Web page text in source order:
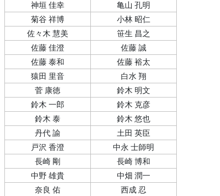
神垣 佳幸
亀山 孔明
菊谷 祥博
小林 昭仁
佐々木 慧美
笹生 昌之
佐藤 佳澄
佐藤 誠
佐藤 泰和
佐藤 裕太
猿田 里音
白水 翔
菅 康徳
鈴木 明文
鈴木 一郎
鈴木 克彦
鈴木 泰
鈴木 悠也
丹代 諭
土田 英臣
戸沢 香澄
中永 士師明
長崎 剛
長崎 博和
中野 雄貴
中畑 潤一
奈良 佑
西成 忍